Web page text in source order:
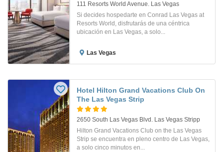
111 Resorts World Avenue. Las Vegas
Si decides hospedarte en Conrad Las Vegas at
Resorts World, disfrutarás de una céntrica
ubicación en Las Vegas, a solo...
Las Vegas
Hotel Hilton Grand Vacations Club On
The Las Vegas Strip
2650 South Las Vegas Blvd. Las Vegas Stripp
Hilton Grand Vacations Club on the Las Vegas
Strip se encuentra en pleno centro de Las Vegas,
a solo cinco minutos en...